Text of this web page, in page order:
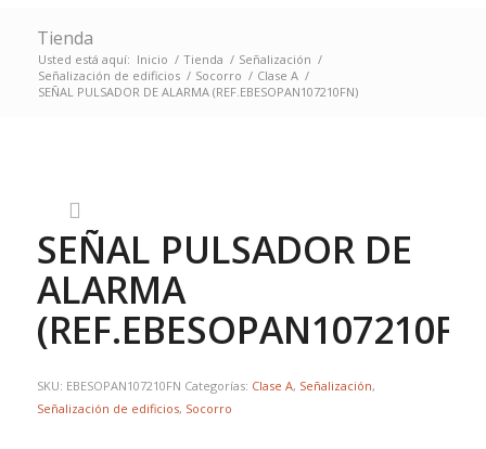
Tienda
Usted está aquí: Inicio / Tienda / Señalización /
Señalización de edificios / Socorro / Clase A /
SEÑAL PULSADOR DE ALARMA (REF.EBESOPAN107210FN)
SEÑAL PULSADOR DE
ALARMA
SKU: EBESOPAN107210FN Categorías: Clase A, Señalización,
Señalización de edificios, Socorro